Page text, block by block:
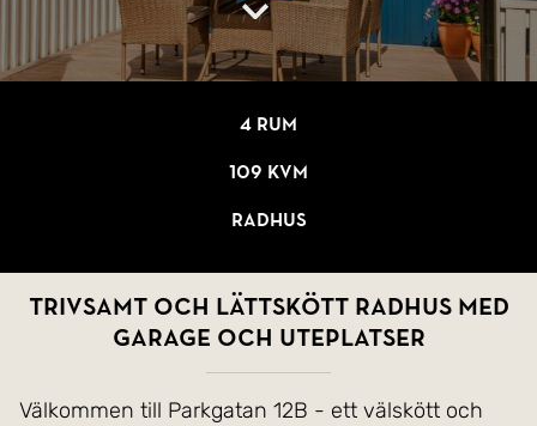
4 rum
109 kvm
Radhus
Trivsamt och lättskött radhus med
garage och uteplatser
Välkommen till Parkgatan 12B - ett välskött och